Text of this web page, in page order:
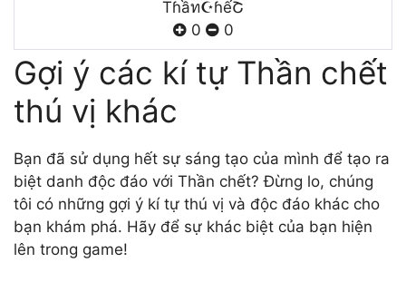
Tɦầท☪ɦếՇ
0
0
Gợi ý các kí tự Thần chết
thú vị khác
Bạn đã sử dụng hết sự sáng tạo của mình để tạo ra
biệt danh độc đáo với Thần chết? Đừng lo, chúng
tôi có những gợi ý kí tự thú vị và độc đáo khác cho
bạn khám phá. Hãy để sự khác biệt của bạn hiện
lên trong game!